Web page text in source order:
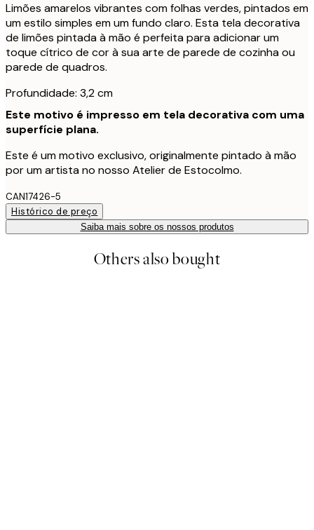
Limões amarelos vibrantes com folhas verdes, pintados em
um estilo simples em um fundo claro. Esta tela decorativa
de limões pintada à mão é perfeita para adicionar um
toque cítrico de cor à sua arte de parede de cozinha ou
parede de quadros.
Profundidade: 3,2 cm
Este motivo é impresso em tela decorativa com uma
superfície plana.
Este é um motivo exclusivo, originalmente pintado à mão
por um artista no nosso Atelier de Estocolmo.
CAN17426-5
Histórico de preço
Saiba mais sobre os nossos produtos
Others also bought